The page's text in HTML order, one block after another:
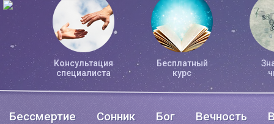
Консультация
специалиста
Бесплатный
курс
Бессмертие Сонник Бог Вечность